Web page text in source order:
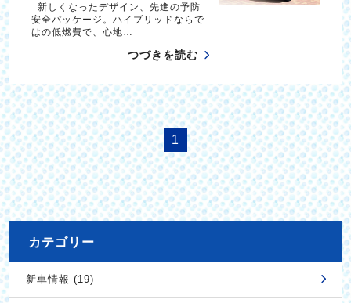
新しくなったデザイン、先進の予防
安全パッケージ。ハイブリッドならで
はの低燃費で、心地…
つづきを読む
1
カテゴリー
新車情報 (19)